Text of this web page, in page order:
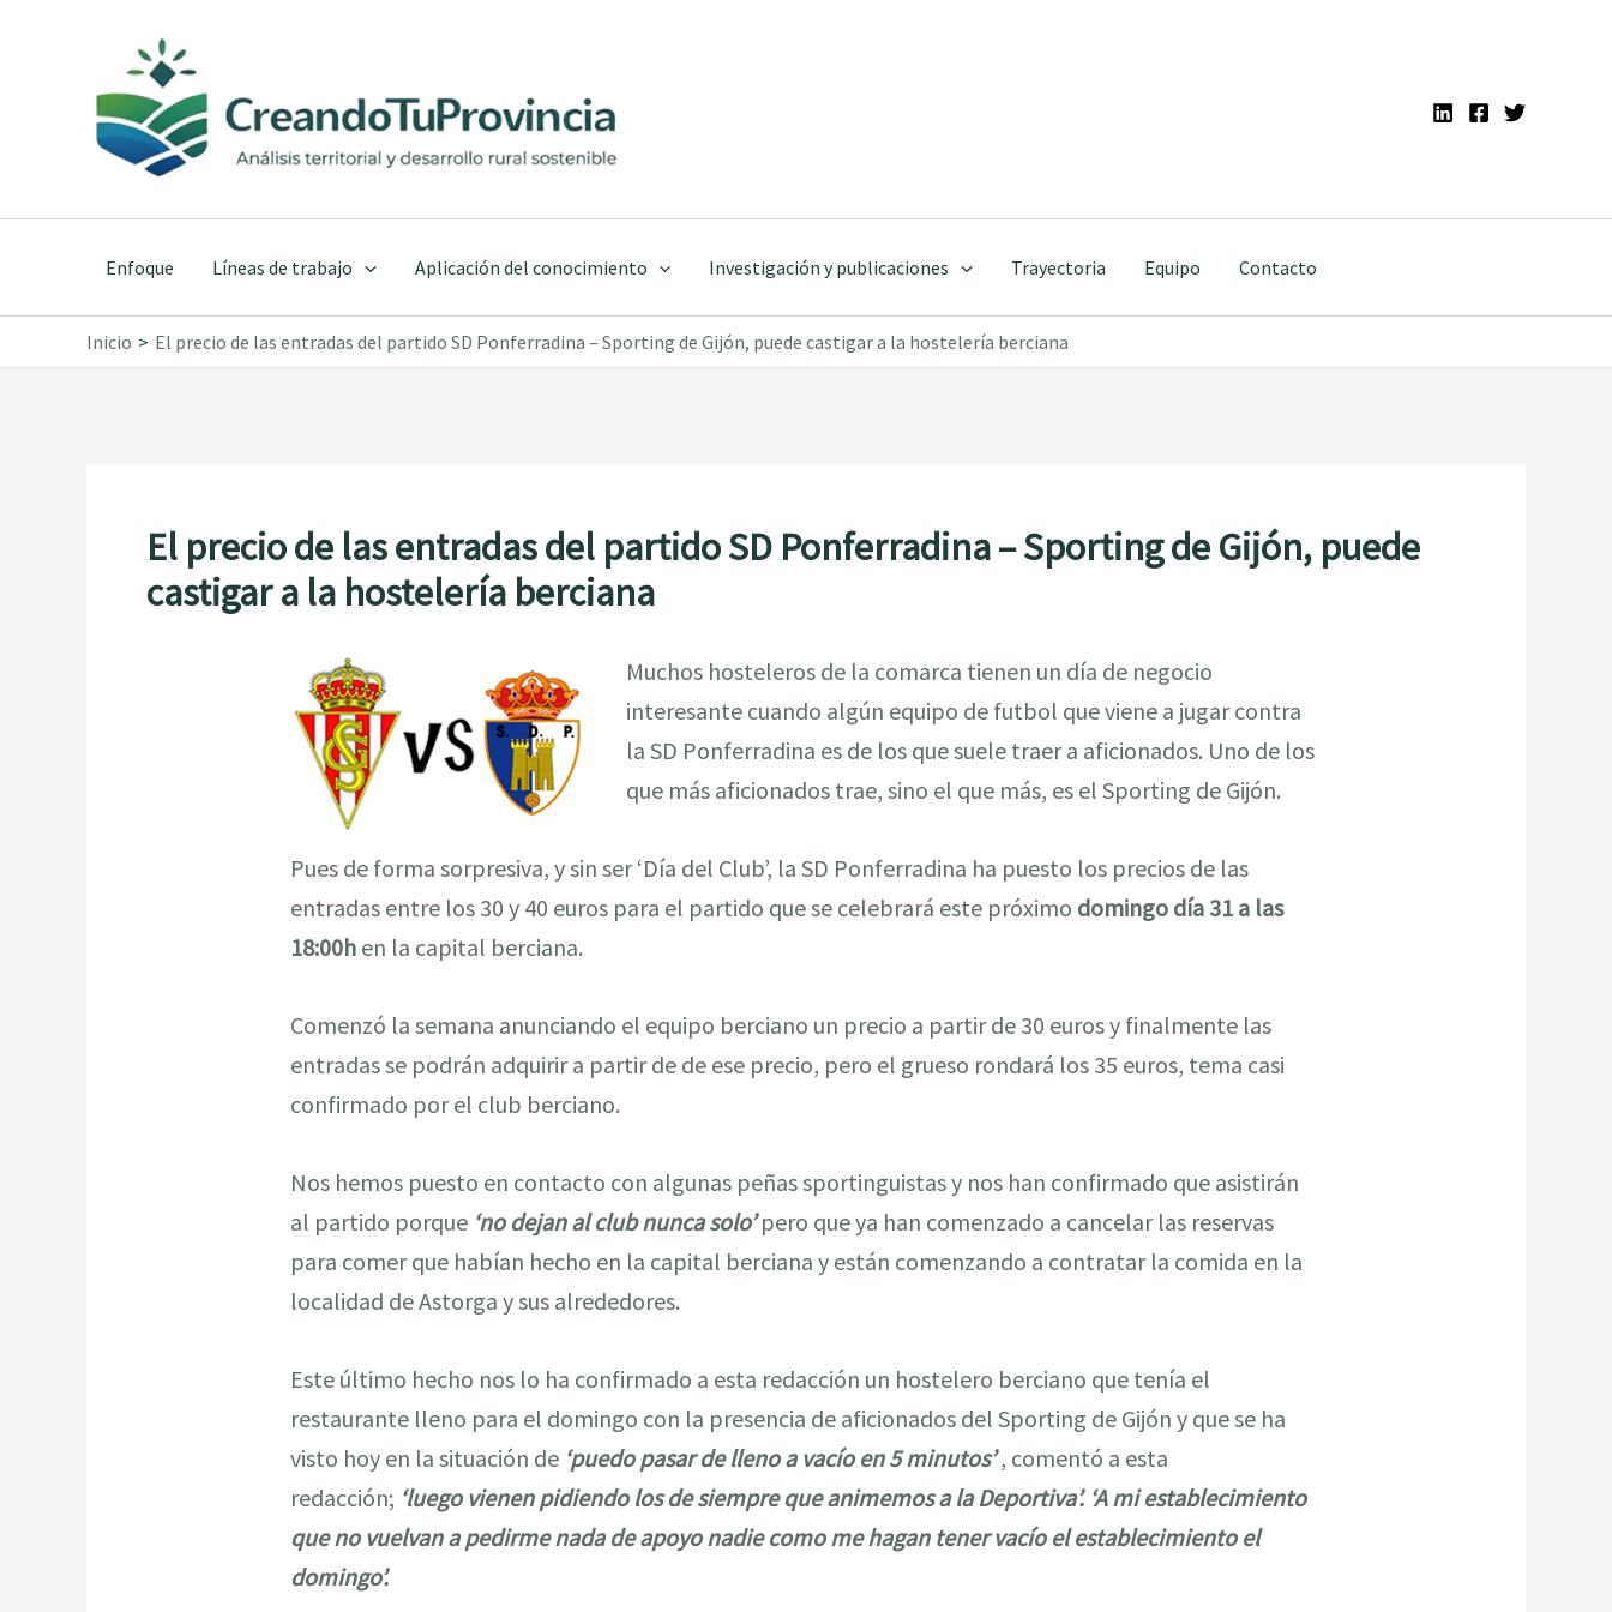
contenido
Enfoque Líneas de trabajo Aplicación del conocimiento Investigación y publicaciones Trayectoria Equipo Contacto
Inicio El precio de las entradas del partido SD Ponferradina – Sporting de Gijón, puede castigar a la hostelería berciana
El precio de las entradas del partido SD Ponferradina – Sporting de Gijón, puede
castigar a la hostelería berciana
Muchos hosteleros de la comarca tienen un día de negocio
interesante cuando algún equipo de futbol que viene a jugar contra
la SD Ponferradina es de los que suele traer a aficionados. Uno de los
que más aficionados trae, sino el que más, es el Sporting de Gijón.
Pues de forma sorpresiva, y sin ser ‘Día del Club’, la SD Ponferradina ha puesto los precios de las
entradas entre los 30 y 40 euros para el partido que se celebrará este próximo domingo día 31 a las
18:00h en la capital berciana.
Comenzó la semana anunciando el equipo berciano un precio a partir de 30 euros y finalmente las
entradas se podrán adquirir a partir de de ese precio, pero el grueso rondará los 35 euros, tema casi
confirmado por el club berciano.
Nos hemos puesto en contacto con algunas peñas sportinguistas y nos han confirmado que asistirán
al partido porque ‘no dejan al club nunca solo’pero que ya han comenzado a cancelar las reservas
para comer que habían hecho en la capital berciana y están comenzando a contratar la comida en la
localidad de Astorga y sus alrededores.
Este último hecho nos lo ha confirmado a esta redacción un hostelero berciano que tenía el
restaurante lleno para el domingo con la presencia de aficionados del Sporting de Gijón y que se ha
visto hoy en la situación de ‘puedo pasar de lleno a vacío en 5 minutos’, comentó a esta
redacción; ‘luego vienen pidiendo los de siempre que animemos a la Deportiva’. ‘A mi establecimiento
que no vuelvan a pedirme nada de apoyo nadie como me hagan tener vacío el establecimiento el
domingo’.